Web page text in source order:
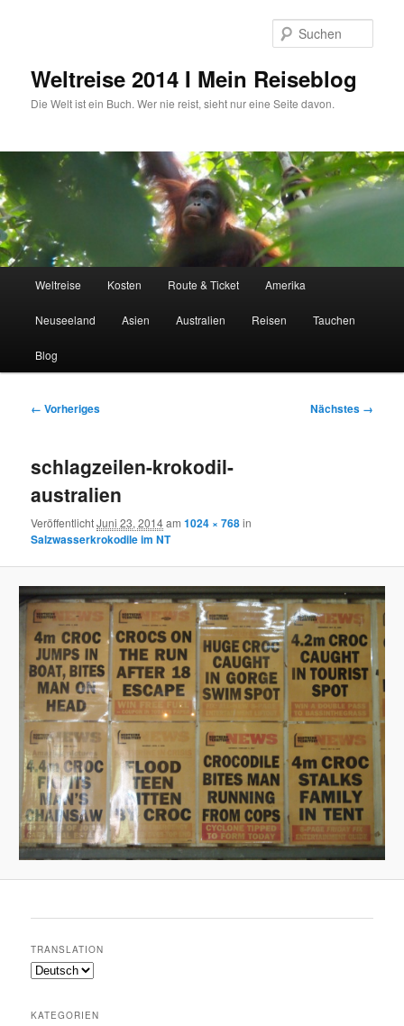
Weltreise 2014 I Mein Reiseblog
Die Welt ist ein Buch. Wer nie reist, sieht nur eine Seite davon.
Weltreise Kosten Route & Ticket Amerika
Neuseeland Asien Australien Reisen Tauchen
Blog
Bilder-
← Vorheriges Nächstes →
schlagzeilen-krokodil-
australien
VeröffentlichtJuni 23, 2014am1024 × 768in
Salzwasserkrokodile im NT
TRANSLATION
KATEGORIEN